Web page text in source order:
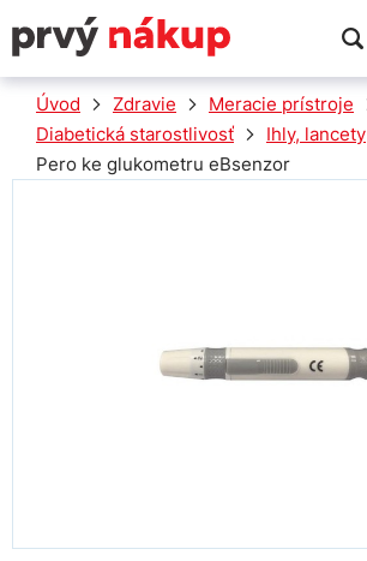
VÝPREDAJ
Úvod Zdravie
Meracie prístroje
Diabetická starostlivosť
Ihly, lancety
Pero ke glukometru eBsenzor